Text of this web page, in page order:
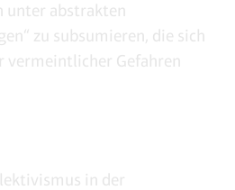
unter abstrakten
zu subsumieren, die sich
vermeintlicher Gefahren
in der